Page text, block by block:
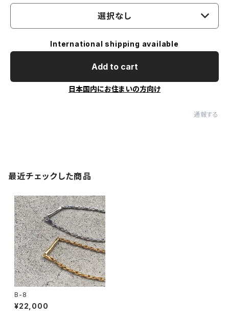
選択なし
International shipping available
Add to cart
日本国内にお住まいの方向け
通報する
最近チェックした商品
B-8
¥22,000